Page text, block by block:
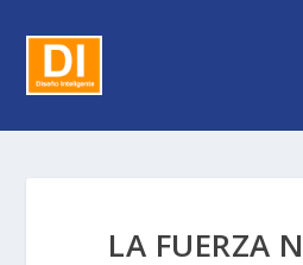
LA FUERZA